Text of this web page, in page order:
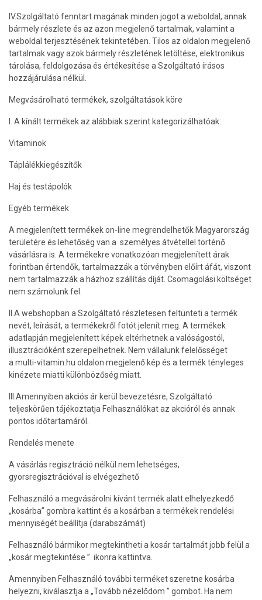
IV.Szolgáltató fenntart magának minden jogot a weboldal, annak
bármely részlete és az azon megjelenő tartalmak, valamint a
weboldal terjesztésének tekintetében. Tilos az oldalon megjelenő
tartalmak vagy azok bármely részletének letöltése, elektronikus
tárolása, feldolgozása és értékesítése a Szolgáltató írásos
hozzájárulása nélkül.
Megvásárolható termékek, szolgáltatások köre
I. A kínált termékek az alábbiak szerint kategorizálhatóak:
Vitaminok
Táplálékkiegészítők
Haj és testápolók
Egyéb termékek
A megjelenített termékek on-line megrendelhetők Magyarország
területére és lehetőség van a személyes átvétellel történő
vásárlásra is. A termékekre vonatkozóan megjelenített árak
forintban értendők, tartalmazzák a törvényben előírt áfát, viszont
nem tartalmazzák a házhoz szállítás díját. Csomagolási költséget
nem számolunk fel.
II.A webshopban a Szolgáltató részletesen feltünteti a termék
nevét, leírását, a termékekről fotót jelenít meg. A termékek
adatlapján megjelenített képek eltérhetnek a valóságostól,
illusztrációként szerepelhetnek. Nem vállalunk felelősséget
a multi-vitamin.hu oldalon megjelenő kép és a termék tényleges
kinézete miatti különbözőség miatt.
III.Amennyiben akciós ár kerül bevezetésre, Szolgáltató
teljeskörűen tájékoztatja Felhasználókat az akcióról és annak
pontos időtartamáról.
Rendelés menete
A vásárlás regisztráció nélkül nem lehetséges,
gyorsregisztrációval is elvégezhető
Felhasználó a megvásárolni kívánt termék alatt elhelyezkedő
„kosárba” gombra kattint és a kosárban a termékek rendelési
mennyiségét beállítja (darabszámát)
Felhasználó bármikor megtekintheti a kosár tartalmát jobb felül a
„kosár megtekintése ” ikonra kattintva.
Amennyiben Felhasználó további terméket szeretne kosárba
helyezni, kiválasztja a „Tovább nézelődöm ” gombot. Ha nem